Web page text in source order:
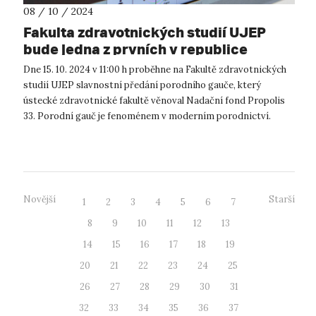
08 / 10 / 2024
Fakulta zdravotnických studií UJEP
bude jedna z prvních v republice
využívat k výuce porodní gauč
Dne 15. 10. 2024 v 11:00 h proběhne na Fakultě zdravotnických
studií UJEP slavnostní předání porodního gauče, který
ústecké zdravotnické fakultě věnoval Nadační fond Propolis
33. Porodní gauč je fenoménem v moderním porodnictví.
Novější 1 2 3 4 5 6
7
8
9 10 11 12
13
14
15 16 17 18
19
20
21 22 23 24
25
26
27 28 29 30
31
32
33 34 35 36
37
Starší